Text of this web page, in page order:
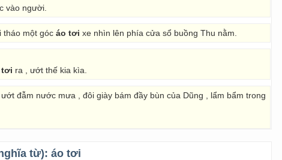
vào người.
tháo một góc áo tơi xe nhìn lên phía cửa sổ buồng Thu nằm.
tơi ra , ướt thế kia kìa.
đẫm nước mưa , đôi giày bám đầy bùn của Dũng , lẩm bẩm trong
từ): áo tơi